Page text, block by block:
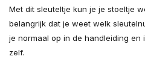
Met dit sleuteltje kun je je stoeltje
belangrijk dat je weet welk
je normaal op in de handleiding en
zelf.